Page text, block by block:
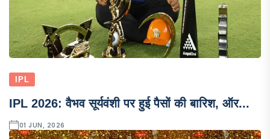
IPL
IPL 2026: वैभव सूर्यवंशी पर हुई पैसों की बारिश, ऑर...
01 JUN, 2026